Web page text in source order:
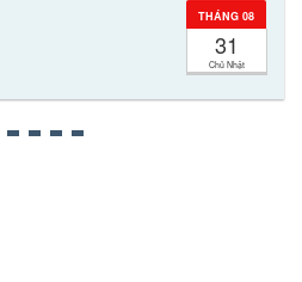
THÁNG 08
31
Chủ Nhật